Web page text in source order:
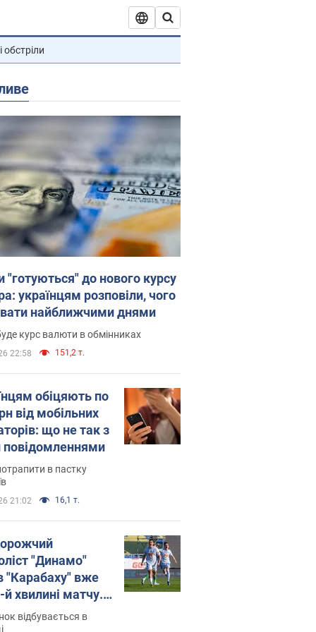
обстріли
"готуються" до нового курсу
українцям розповіли, чого
найближчими днями
курс валюти в обмінниках
22:58 151,2 т.
обіцяють по
від мобільних
що не так з
в пастку
21:02 16,1 т.
"Динамо"
"Карабаху" вже
й хвилині матчу.
відбувається в